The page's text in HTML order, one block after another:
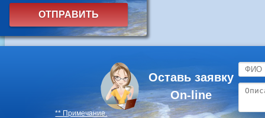
** Примечание.
Оставь заявку
On-line